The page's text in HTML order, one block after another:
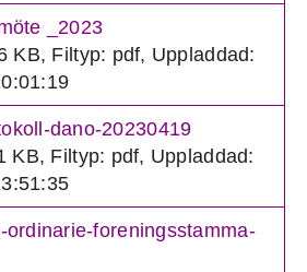
_2023
KB, Filtyp: pdf, Uppladdad:
dano-20230419
KB, Filtyp: pdf, Uppladdad:
ordinarie-foreningsstamma-